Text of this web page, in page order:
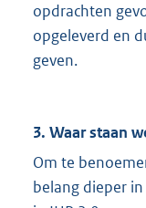
opdrachten
opgeleverd en
geven.
3. Waar staan
Om te
belang dieper